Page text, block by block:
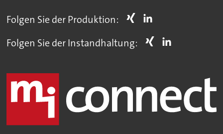
Folgen Sie der Produktion:
Folgen Sie der Instandhaltung: